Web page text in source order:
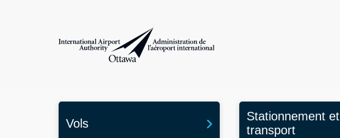
Administration de l’aéroport international d'Ottawa
Vols
Stationnement et
transport